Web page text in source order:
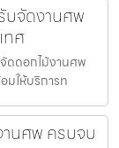
บจัดงานศพ
ทศ
ดดอกไม้งานศพ
มให้บริการท
นศพ ครบจบ